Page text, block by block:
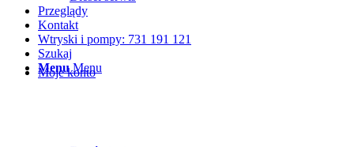
Moje konto
Przeglądy
Kontakt
Wtryski i pompy: 731 191 121
Szukaj
Menu Menu